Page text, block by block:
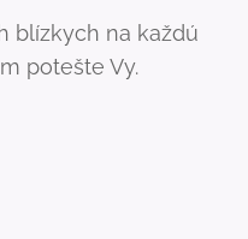
blízkych na každú
potešte Vy.